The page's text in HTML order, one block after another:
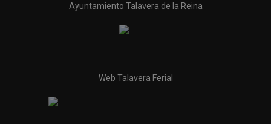
Ayuntamiento Talavera de la Reina
Web Talavera Ferial